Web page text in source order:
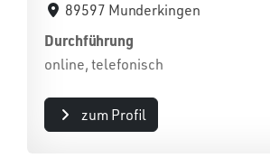
89597 Munderkingen
Durchführung
online, telefonisch
zum Profil